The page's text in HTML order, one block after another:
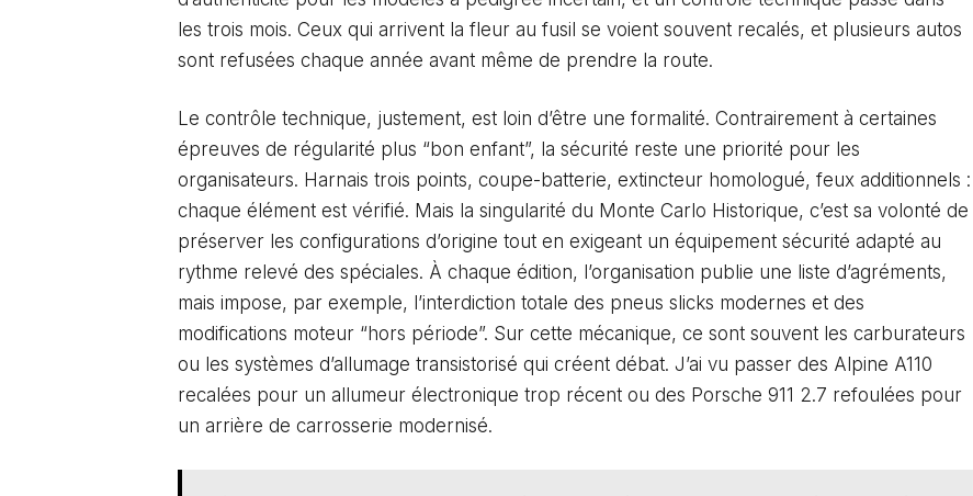
les trois mois. Ceux qui arrivent la fleur au fusil se voient souvent recalés, et plusieurs autos
sont refusées chaque année avant même de prendre la route.
Le contrôle technique, justement, est loin d’être une formalité. Contrairement à certaines
épreuves de régularité plus “bon enfant”, la sécurité reste une priorité pour les
organisateurs. Harnais trois points, coupe-batterie, extincteur homologué, feux additionnels :
chaque élément est vérifié. Mais la singularité du Monte Carlo Historique, c’est sa volonté de
préserver les configurations d’origine tout en exigeant un équipement sécurité adapté au
rythme relevé des spéciales. À chaque édition, l’organisation publie une liste d’agréments,
mais impose, par exemple, l’interdiction totale des pneus slicks modernes et des
modifications moteur “hors période”. Sur cette mécanique, ce sont souvent les carburateurs
ou les systèmes d’allumage transistorisé qui créent débat. J’ai vu passer des Alpine A110
recalées pour un allumeur électronique trop récent ou des Porsche 911 2.7 refoulées pour
un arrière de carrosserie modernisé.